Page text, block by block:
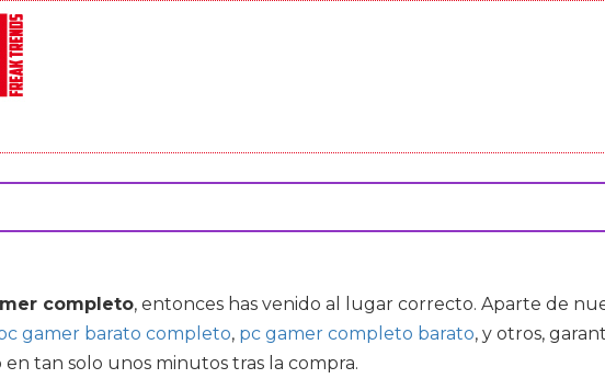
completo, entonces has venido al lugar correcto. Aparte de
gamer barato completo, pc gamer completo barato, y otros,
tan solo unos minutos tras la compra.